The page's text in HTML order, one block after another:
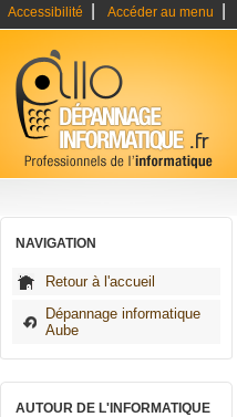
Accessibilité Accéder au menu
NAVIGATION
Retour à l'accueil
Dépannage informatique
Aube
AUTOUR DE L'INFORMATIQUE